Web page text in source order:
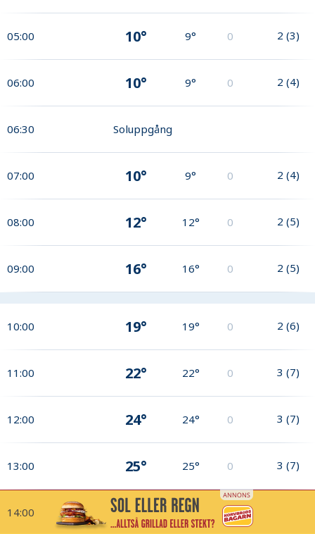
05:00 10° 9° 0 2 (3)
06:00 10° 9° 0 2 (4)
06:30 Soluppgång
07:00 10° 9° 0 2 (4)
08:00 12° 12° 0 2 (5)
09:00 16° 16° 0 2 (5)
10:00 19° 19° 0 2 (6)
11:00 22° 22° 0 3 (7)
12:00 24° 24° 0 3 (7)
13:00 25° 25° 0 3 (7)
14:00